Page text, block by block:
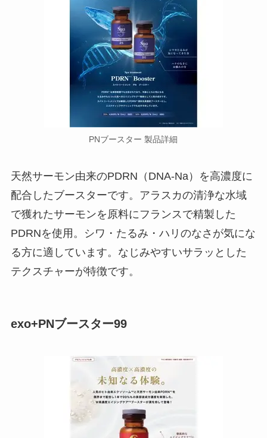
PNブースター 製品詳細
天然サーモン由来のPDRN（DNA-Na）を高濃度に
配合したブースターです。アラスカの清浄な水域
で獲れたサーモンを原料にフランスで精製した
PDRNを使用。シワ・たるみ・ハリのなさが気にな
る方に適しています。なじみやすいサラッとした
テクスチャーが特徴です。
exo+PNブースター99